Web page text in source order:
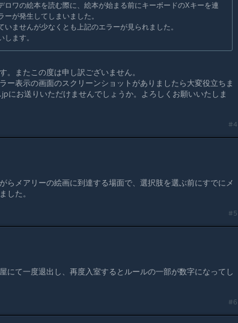
ロワの絵本を読む際に、絵本が始まる前にキーボードのXキーを連
が発生してしまいました。
ませんが少なくとも上記のエラーが見られました。
ます。
。またこの度は申し訳ございません。
ー表示の画面のスクリーンショットがありましたら大変役立ちま
にお送りいただけませんでしょうか。よろしくお願いいたしま
#4
らメアリーの絵画に到達する場面で、選択肢を選ぶ前にすでにメ
した。
#5
にて一度退出し、再度入室するとルールの一部が数字になってし
#6